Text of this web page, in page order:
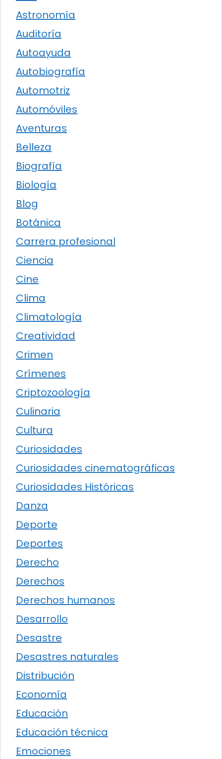
Astronomía
Auditoría
Autoayuda
Autobiografía
Automotriz
Automóviles
Aventuras
Belleza
Biografía
Biología
Blog
Botánica
Carrera profesional
Ciencia
Cine
Clima
Climatología
Creatividad
Crimen
Crímenes
Criptozoología
Culinaria
Cultura
Curiosidades
Curiosidades cinematográficas
Curiosidades Históricas
Danza
Deporte
Deportes
Derecho
Derechos
Derechos humanos
Desarrollo
Desastre
Desastres naturales
Distribución
Economía
Educación
Educación técnica
Emociones